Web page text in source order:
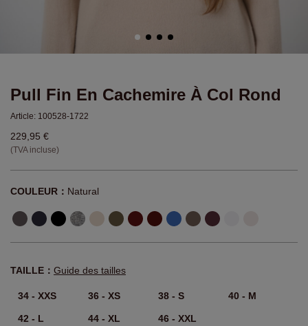
Pull Fin En Cachemire À Col Rond
Article: 100528-1722
229,95 €
(TVA incluse)
COULEUR： Natural
TAILLE： Guide des tailles
34 - XXS 36 - XS 38 - S 40 - M
42 - L 44 - XL 46 - XXL